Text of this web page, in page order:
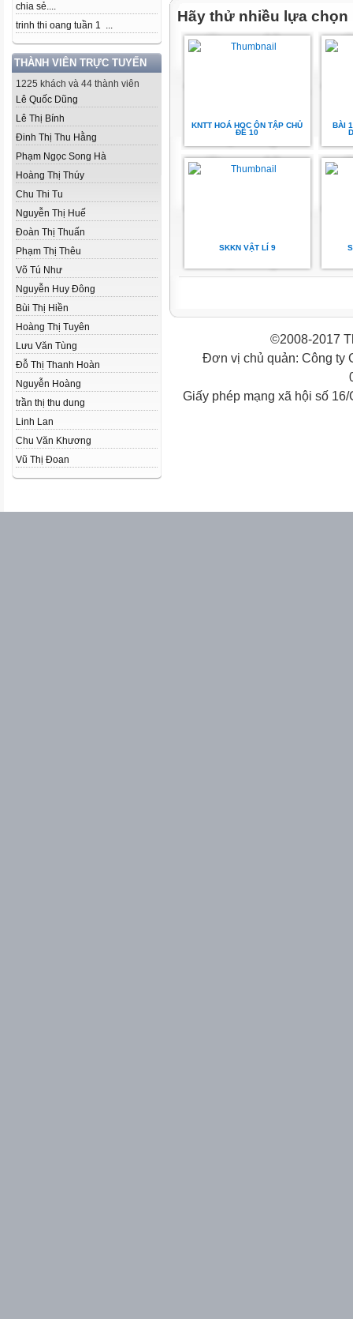
chia sẻ....
trinh thi oang tuần 1 ...
THÀNH VIÊN TRỰC TUYẾN
1225 khách và 44 thành viên
Lê Quốc Dũng
Lê Thị Bính
Đinh Thị Thu Hằng
Phạm Ngọc Song Hà
Hoàng Thị Thúy
Chu Thi Tu
Nguyễn Thị Huế
Đoàn Thị Thuấn
Phạm Thị Thêu
Võ Tú Như
Nguyễn Huy Đông
Bùi Thị Hiền
Hoàng Thị Tuyên
Lưu Văn Tùng
Đỗ Thị Thanh Hoàn
Nguyễn Hoàng
trần thị thu dung
Linh Lan
Chu Văn Khương
Vũ Thị Đoan
Hãy thử nhiều lựa chọn
KNTT HOÁ HỌC ÔN TẬP CHỦ
ĐỀ 10
BÀI
SKKN VẬT LÍ 9
©2008-2017
Đơn vị chủ quản: Công ty
Giấy phép mạng xã hội số